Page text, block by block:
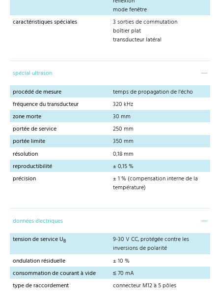
mode fenêtre
caractéristiques spéciales
3 sorties de commutation
boîtier plat
transducteur latéral
spécial ultrason
procédé de mesure
temps de propagation de l'écho
fréquence du transducteur
320 kHz
zone morte
30 mm
portée de service
250 mm
portée limite
350 mm
résolution
0,18 mm
reproductibilité
± 0,15 %
précision
± 1 % (compensation interne de la
température)
données électriques
tension de service UB
9-30 V CC, protégée contre les
inversions de polarité
ondulation résiduelle
± 10 %
consommation de courant à vide
≤ 70 mA
type de raccordement
connecteur M12 à 5 pôles